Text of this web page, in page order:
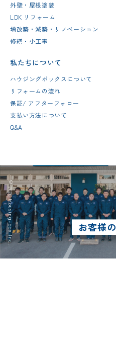
外壁・屋根塗装
LDK リフォーム
増改築・減築・リノベーション
修繕・小工事
私たちについて
ハウジングボックスについて
リフォームの流れ
保証/ アフターフォロー
支払い方法について
Q&A
お客様の
© 2026 Housing-box Inc.